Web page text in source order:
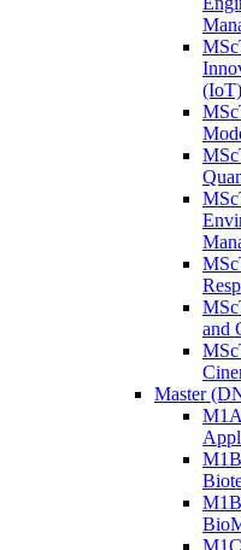
(IoT)
and
Master